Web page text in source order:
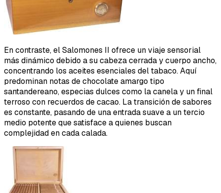
En contraste, el Salomones II ofrece un viaje sensorial
más dinámico debido a su cabeza cerrada y cuerpo ancho,
concentrando los aceites esenciales del tabaco. Aquí
predominan notas de chocolate amargo tipo
santandereano, especias dulces como la canela y un final
terroso con recuerdos de cacao. La transición de sabores
es constante, pasando de una entrada suave a un tercio
medio potente que satisface a quienes buscan
complejidad en cada calada.